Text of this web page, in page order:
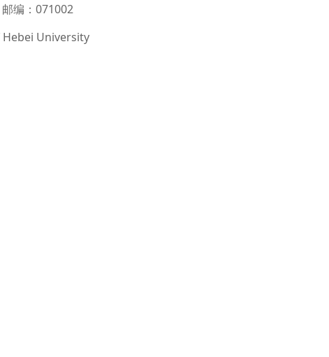
编：071002
University